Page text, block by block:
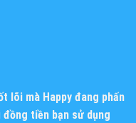
lõi mà Happy đang phấn
tiền bạn sử dụng